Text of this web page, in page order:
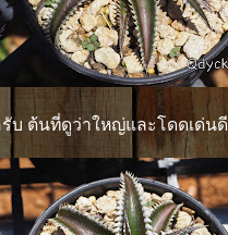
บ ต้นที่ดูว่าใหญ่และโดดเด่นดี